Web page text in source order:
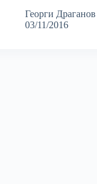
Георги Драганов
03/11/2016